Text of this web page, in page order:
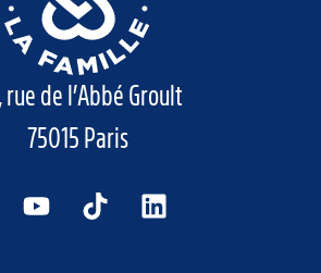
rue de l’Abbé Groult
75015 Paris